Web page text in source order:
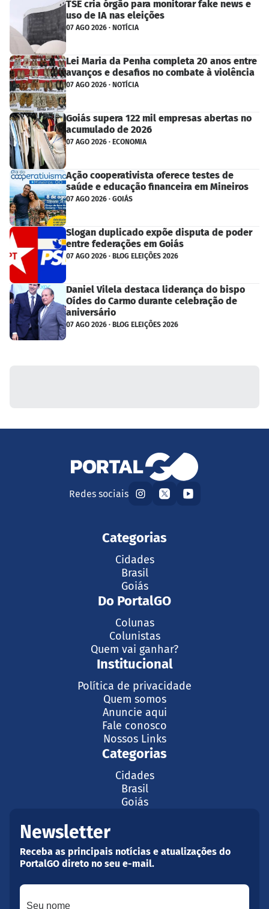
TSE cria órgão para monitorar fake news e
uso de IA nas eleições
07 AGO 2026 · NOTÍCIA
Lei Maria da Penha completa 20 anos entre
avanços e desafios no combate à violência
07 AGO 2026 · NOTÍCIA
Goiás supera 122 mil empresas abertas no
acumulado de 2026
07 AGO 2026 · ECONOMIA
Ação cooperativista oferece testes de
saúde e educação financeira em Mineiros
07 AGO 2026 · GOIÁS
Slogan duplicado expõe disputa de poder
entre federações em Goiás
07 AGO 2026 · BLOG ELEIÇÕES 2026
Daniel Vilela destaca liderança do bispo
Oídes do Carmo durante celebração de
aniversário
07 AGO 2026 · BLOG ELEIÇÕES 2026
Redes sociais
Categorias
Cidades
Brasil
Goiás
Do PortalGO
Colunas
Colunistas
Quem vai ganhar?
Institucional
Política de privacidade
Quem somos
Anuncie aqui
Fale conosco
Nossos Links
Categorias
Cidades
Brasil
Goiás
Newsletter
Receba as principais notícias e atualizações do
PortalGO direto no seu e-mail.
Seu nome